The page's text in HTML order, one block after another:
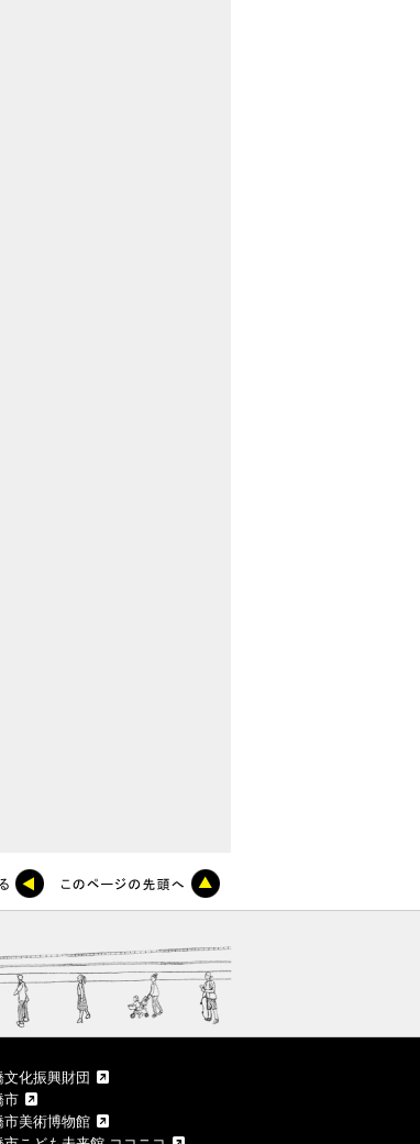
文化振興財団
市
市美術博物館